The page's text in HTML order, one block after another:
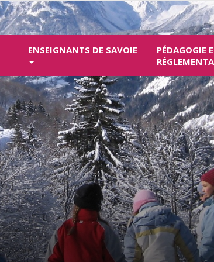
ENSEIGNANTS DE SAVOIE
PÉDAGOGIE